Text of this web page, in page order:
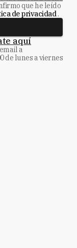
que he leído
de privacidad.
aquí
a
de lunes a viernes